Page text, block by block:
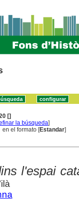
[]
la búsqueda]
en el formato [Estandar]
l'espai